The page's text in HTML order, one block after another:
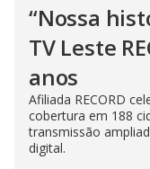
“Nossa
TV Leste
anos
Afiliada RECORD
cobertura em 188
transmissão
digital.